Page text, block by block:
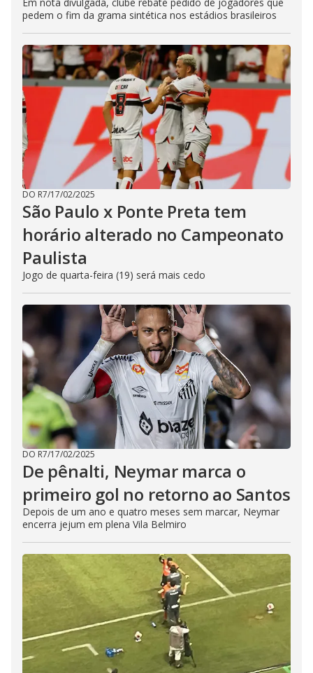
pedem o fim da grama sintética nos estádios brasileiros
DO R7/17/02/2025
São Paulo x Ponte Preta tem
horário alterado no Campeonato
Paulista
Jogo de quarta-feira (19) será mais cedo
DO R7/17/02/2025
De pênalti, Neymar marca o
primeiro gol no retorno ao Santos
Depois de um ano e quatro meses sem marcar, Neymar
encerra jejum em plena Vila Belmiro